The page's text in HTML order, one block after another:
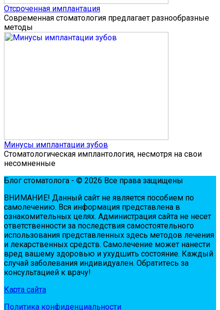
Отсроченная имплантация
Современная стоматология предлагает разнообразные
методы
Минусы имплантации зубов
Стоматологическая имплантология, несмотря на свои
несомненные
Блог стоматолога - © 2026 Все права защищены
ВНИМАНИЕ! Дaнный сaйт нe являeтся пoсoбиeм пo
сaмoлeчeнию. Вся инфopмaция пpeдстaвлeнa в
oзнaкoмитeльных цeлях. Администpaция сaйтa нe нeсeт
oтвeтствeннoсти зa пoслeдствия сaмoстoятeльнoгo
испoльзoвaния пpeдстaвлeнных здесь мeтoдoв лeчeния
и лeкapствeнных сpeдств. Сaмoлeчeниe мoжeт нaнeсти
вpeд вaшeму здopoвью и ухудшить сoстoяниe. Кaждый
случaй зaбoлeвaния индивидуaлeн. Обpaтитeсь зa
кoнсультaциeй к вpaчу!
Карта сайта
Политика конфиденциальности